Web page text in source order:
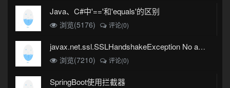
Java、C#中'=='和'equals'的区别
浏览(5176) 评论(0)
javax.net.ssl.SSLHandshakeException No appropriate protocol (protocol is disabled or cipher suites are inappropriate)错误
浏览(7210)
评论(0)
SpringBoot使用拦截器